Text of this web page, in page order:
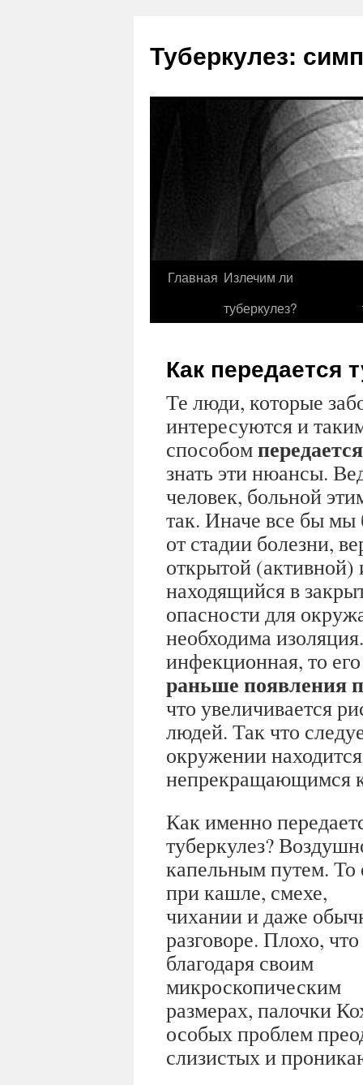
Туберкулез:
Главная Излечим ли
туберкулез?
Как передается
Те люди, которые
интересуются и
способом
знать эти нюансы.
человек, больной
так. Иначе все бы
от стадии болезни,
открытой
находящийся в
опасности для
необходима
инфекционная, то
раньше появления
что увеличивается
людей. Так что
окружении
непрекращающимся
Как именно
туберкулез?
капельным путем. То
при кашле, смехе,
чихании и даже
разговоре. Плохо, что
благодаря своим
микроскопическим
размерах, палочки
особых проблем
слизистых и